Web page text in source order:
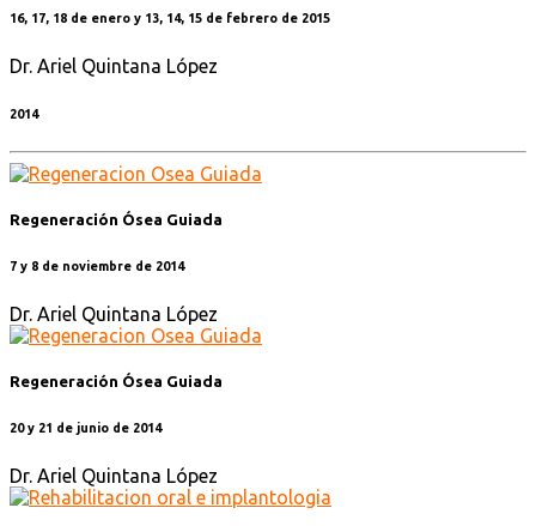
16, 17, 18 de enero y 13, 14, 15 de febrero de 2015
Dr. Ariel Quintana López
2014
Regeneración Ósea Guiada
7 y 8 de noviembre de 2014
Dr. Ariel Quintana López
Regeneración Ósea Guiada
20 y 21 de junio de 2014
Dr. Ariel Quintana López